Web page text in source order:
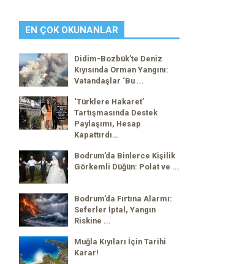
EN ÇOK OKUNANLAR
Didim-Bozbük’te Deniz
Kıyısında Orman Yangını:
Vatandaşlar ‘Bu ...
‘Türklere Hakaret’
Tartışmasında Destek
Paylaşımı, Hesap
Kapattırdı…
Bodrum’da Binlerce Kişilik
Görkemli Düğün: Polat ve ...
Bodrum’da Fırtına Alarmı:
Seferler İptal, Yangın
Riskine ...
Muğla Kıyıları İçin Tarihi
Karar!